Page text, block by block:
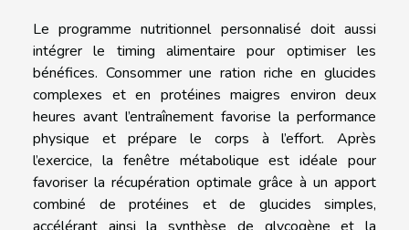
Le programme nutritionnel personnalisé doit aussi
intégrer le timing alimentaire pour optimiser les
bénéfices. Consommer une ration riche en glucides
complexes et en protéines maigres environ deux
heures avant l’entraînement favorise la performance
physique et prépare le corps à l’effort. Après
l’exercice, la fenêtre métabolique est idéale pour
favoriser la récupération optimale grâce à un apport
combiné de protéines et de glucides simples,